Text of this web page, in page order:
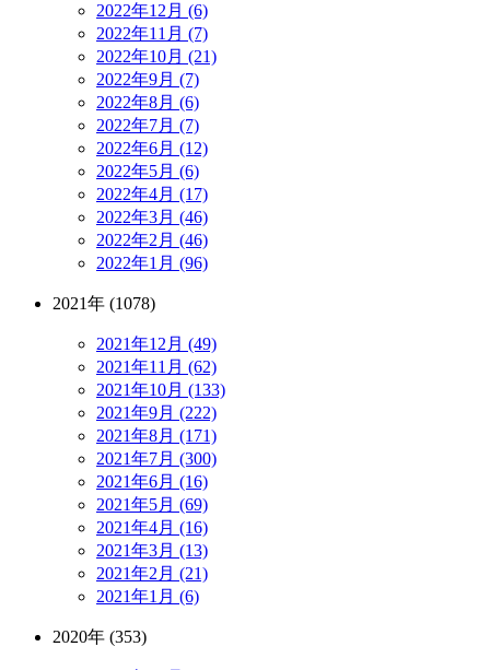
2022年12月 (6)
2022年11月 (7)
2022年10月 (21)
2022年9月 (7)
2022年8月 (6)
2022年7月 (7)
2022年6月 (12)
2022年5月 (6)
2022年4月 (17)
2022年3月 (46)
2022年2月 (46)
2022年1月 (96)
2021年 (1078)
2021年12月 (49)
2021年11月 (62)
2021年10月 (133)
2021年9月 (222)
2021年8月 (171)
2021年7月 (300)
2021年6月 (16)
2021年5月 (69)
2021年4月 (16)
2021年3月 (13)
2021年2月 (21)
2021年1月 (6)
2020年 (353)